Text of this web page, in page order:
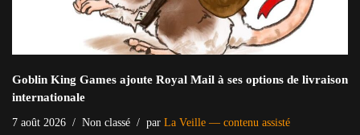
Goblin King Games ajoute Royal Mail à ses options de livraison
internationale
7 août 2026 Non classé par La Veille — contenu assisté